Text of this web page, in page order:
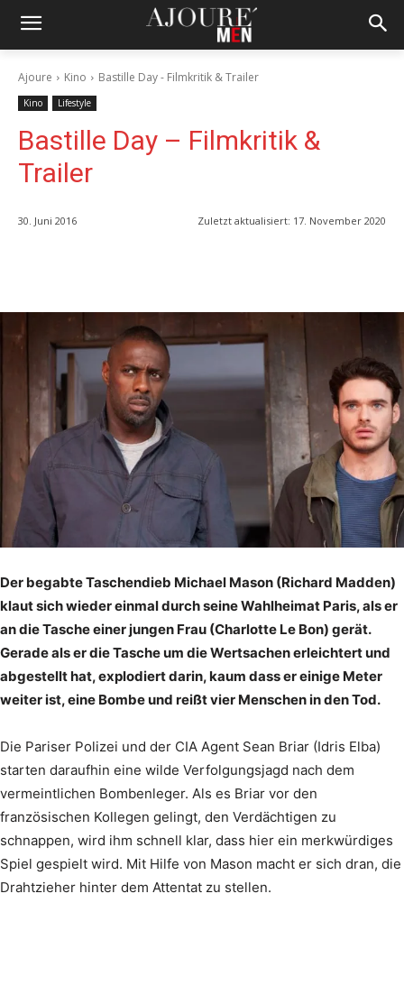
Ajoure Kino Bastille Day - Filmkritik & Trailer
Kino Lifestyle
Bastille Day – Filmkritik &
Trailer
30. Juni 2016 Zuletzt aktualisiert: 17. November 2020
Der begabte Taschendieb Michael Mason (Richard Madden)
klaut sich wieder einmal durch seine Wahlheimat Paris, als er
an die Tasche einer jungen Frau (Charlotte Le Bon) gerät.
Gerade als er die Tasche um die Wertsachen erleichtert und
abgestellt hat, explodiert darin, kaum dass er einige Meter
weiter ist, eine Bombe und reißt vier Menschen in den Tod.
Die Pariser Polizei und der CIA Agent Sean Briar (Idris Elba)
starten daraufhin eine wilde Verfolgungsjagd nach dem
vermeintlichen Bombenleger. Als es Briar vor den
französischen Kollegen gelingt, den Verdächtigen zu
schnappen, wird ihm schnell klar, dass hier ein merkwürdiges
Spiel gespielt wird. Mit Hilfe von Mason macht er sich dran, die
Drahtzieher hinter dem Attentat zu stellen.